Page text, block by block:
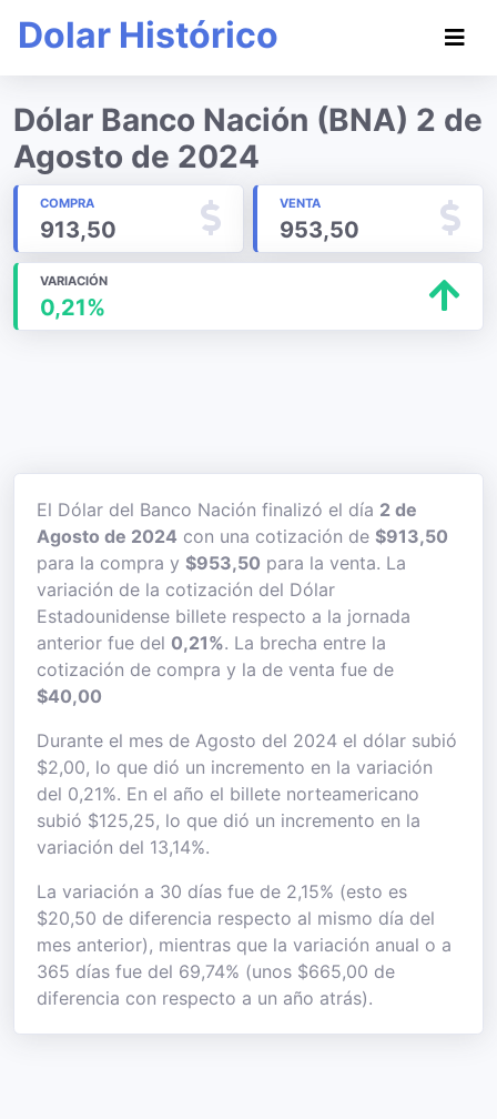
Dolar Histórico
Dólar Banco Nación (BNA) 2 de
Agosto de 2024
COMPRA
913,50
VENTA
953,50
VARIACIÓN
0,21%
El Dólar del Banco Nación finalizó el día 2 de
Agosto de 2024 con una cotización de $913,50
para la compra y $953,50 para la venta. La
variación de la cotización del Dólar
Estadounidense billete respecto a la jornada
anterior fue del 0,21%. La brecha entre la
cotización de compra y la de venta fue de
$40,00
Durante el mes de Agosto del 2024 el dólar subió
$2,00, lo que dió un incremento en la variación
del 0,21%. En el año el billete norteamericano
subió $125,25, lo que dió un incremento en la
variación del 13,14%.
La variación a 30 días fue de 2,15% (esto es
$20,50 de diferencia respecto al mismo día del
mes anterior), mientras que la variación anual o a
365 días fue del 69,74% (unos $665,00 de
diferencia con respecto a un año atrás).